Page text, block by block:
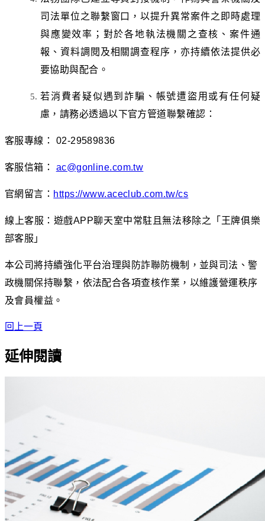
司法單位之聯繫窗口，以提升異常案件之即時處理
與應變效率；對於各地執法機關之查核、案件通
報、資料調閱及相關調查程序，亦持續依法提供必
要協助與配合。
若消費者疑似遇到詐騙、帳號遭盜用或有任何疑
慮，請務必透過以下官方管道聯繫確認：
客服專線： 02-29589836
客服信箱： ac@gonline.com.tw
官網留言： https://www.aceclub.com.tw/cs
線上客服：遊戲APP聊天室中常駐且無法移除之「王牌俱樂
部客服」
本公司將持續強化平台治理與防詐聯防機制，並與司法、警
政機關保持聯繫，依法配合各項查核作業，以維護營運秩序
及會員權益。
回上一頁
延伸閱讀